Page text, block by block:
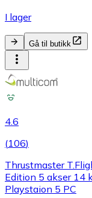
I lager
Gå til butikk
4.6
(106)
Thrustmaster
Edition 5 akser 14
Playstaion 5 PC